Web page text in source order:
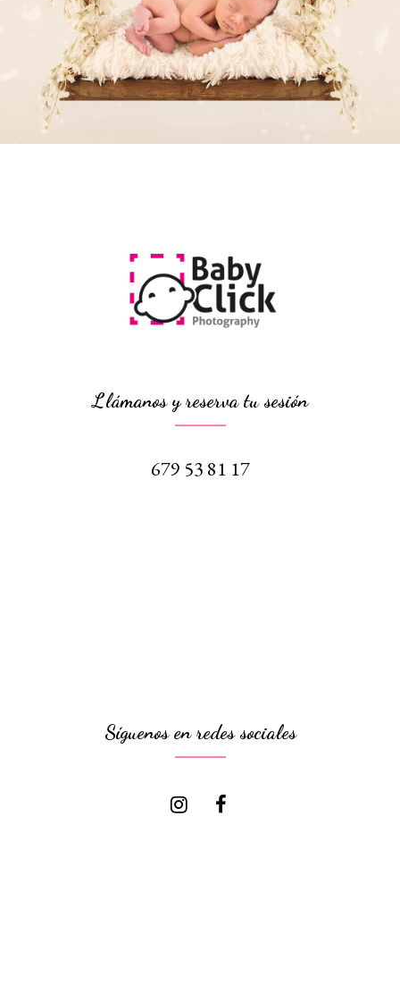
Llámanos y reserva tu sesión
679 53 81 17
Síguenos en redes sociales